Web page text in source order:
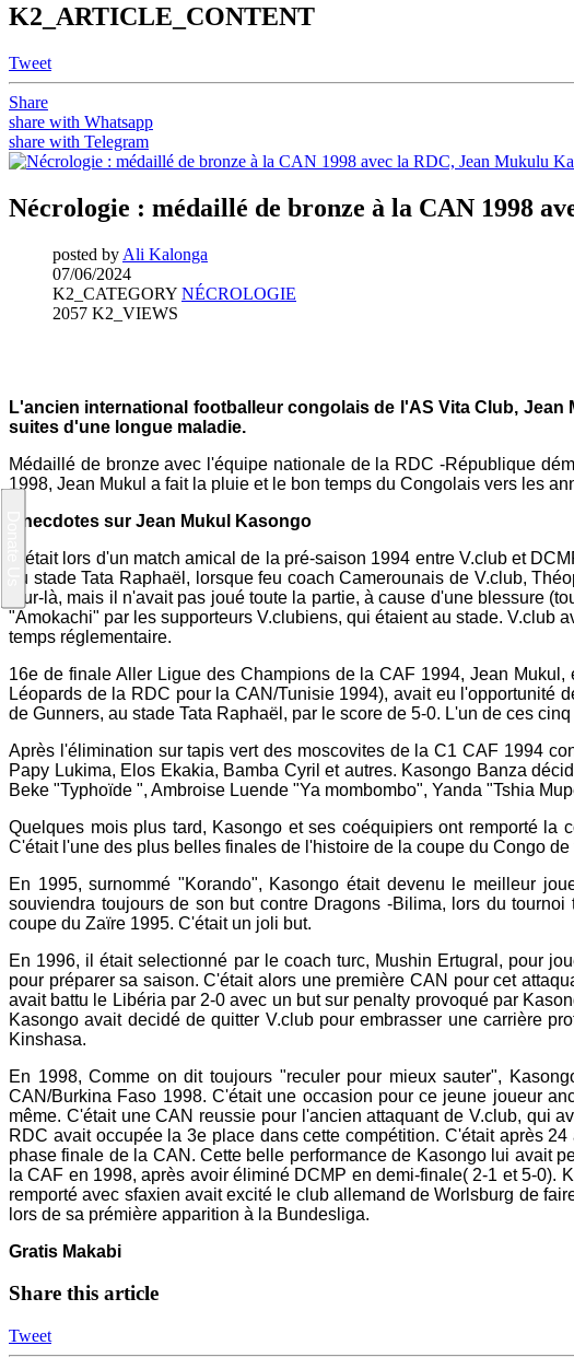
K2_ARTICLE_CONTENT
Tweet
Share
share with Whatsapp
share with Telegram
Nécrologie : médaillé de bronze à la CAN 1998
posted by Ali Kalonga
07/06/2024
K2_CATEGORY NÉCROLOGIE
2057 K2_VIEWS
L'ancien international footballeur congolais de l'AS Vita Club,
suites d'une longue maladie.
Médaillé de bronze avec l'équipe nationale de la RDC -République
1998, Jean Mukul a fait la pluie et le bon temps du Congolais vers les
Anecdotes sur Jean Mukul Kasongo
C'était lors d'un match amical de la pré-saison 1994 entre V.club et
au stade Tata Raphaël, lorsque feu coach Camerounais de V.club,
jour-là, mais il n'avait pas joué toute la partie, à cause d'une blessure
"Amokachi" par les supporteurs V.clubiens, qui étaient au stade. V.club
temps réglementaire.
16e de finale Aller Ligue des Champions de la CAF 1994, Jean
Léopards de la RDC pour la CAN/Tunisie 1994), avait eu l'opportunité
de Gunners, au stade Tata Raphaël, par le score de 5-0. L'un de ces
Après l'élimination sur tapis vert des moscovites de la C1 CAF 1994
Papy Lukima, Elos Ekakia, Bamba Cyril et autres. Kasongo Banza
Beke "Typhoïde ", Ambroise Luende "Ya mombombo", Yanda "Tshia
Quelques mois plus tard, Kasongo et ses coéquipiers ont remporté
C'était l'une des plus belles finales de l'histoire de la coupe du Congo
En 1995, surnommé "Korando", Kasongo était devenu le meilleur
souviendra toujours de son but contre Dragons -Bilima, lors du
coupe du Zaïre 1995. C'était un joli but.
En 1996, il était selectionné par le coach turc, Mushin Ertugral, pour
pour préparer sa saison. C'était alors une première CAN pour cet
avait battu le Libéria par 2-0 avec un but sur penalty provoqué par
Kasongo avait decidé de quitter V.club pour embrasser une carrière
Kinshasa.
En 1998, Comme on dit toujours "reculer pour mieux sauter",
CAN/Burkina Faso 1998. C'était une occasion pour ce jeune joueur
même. C'était une CAN reussie pour l'ancien attaquant de V.club, qui
RDC avait occupée la 3e place dans cette compétition. C'était après
phase finale de la CAN. Cette belle performance de Kasongo lui avait
la CAF en 1998, après avoir éliminé DCMP en demi-finale( 2-1 et 5-0).
remporté avec sfaxien avait excité le club allemand de Worlsburg de
lors de sa prémière apparition à la Bundesliga.
Gratis Makabi
Share this article
Tweet